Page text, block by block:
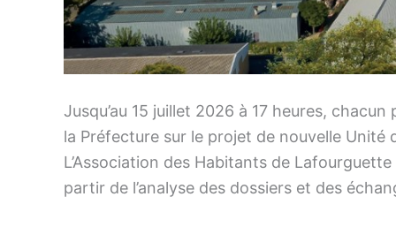
Jusqu’au 15 juillet 2026 à 17 heures,
la Préfecture sur le projet de nouvelle Unité
L’Association des Habitants de
partir de l’analyse des dossiers et des